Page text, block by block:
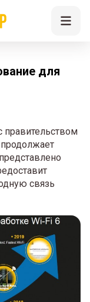
для
связь